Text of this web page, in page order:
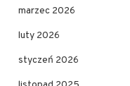
marzec 2026
luty 2026
styczeń 2026